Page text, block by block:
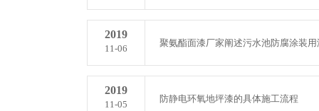
2019
11-06
聚氨酯面漆厂家阐述污水池防腐涂装用
2019
11-05
防静电环氧地坪漆的具体施工流程